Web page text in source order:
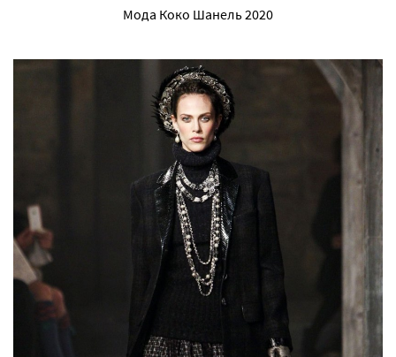
Мода Коко Шанель 2020